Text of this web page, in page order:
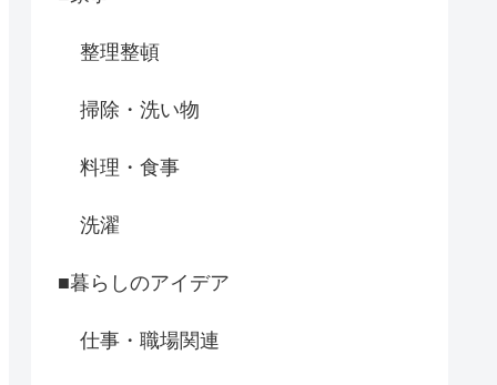
整理整頓
掃除・洗い物
料理・食事
洗濯
■暮らしのアイデア
仕事・職場関連